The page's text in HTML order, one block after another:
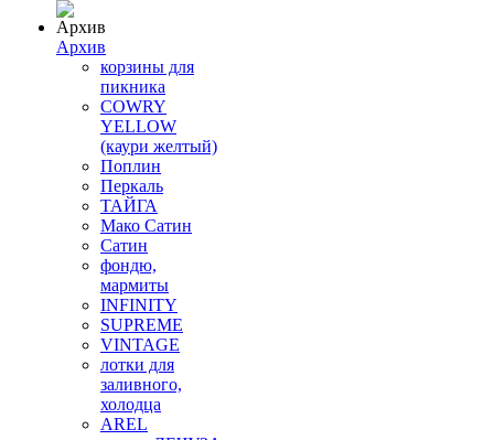
Архив
корзины для
пикника
COWRY
YELLOW
(каури желтый)
Поплин
Перкаль
ТАЙГА
Мако Сатин
Сатин
фондю,
мармиты
INFINITY
SUPREME
VINTAGE
лотки для
заливного,
холодца
AREL